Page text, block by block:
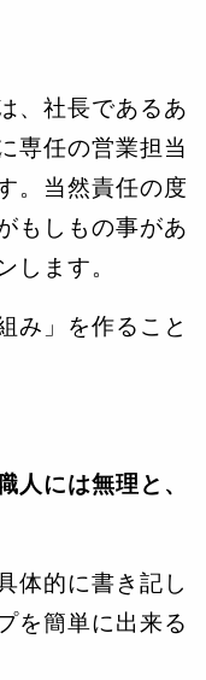
、社長であるあ
専任の営業担当
。当然責任の度
もしもの事があ
します。
み」を作ること
人には無理と、
体的に書き記し
を簡単に出来る